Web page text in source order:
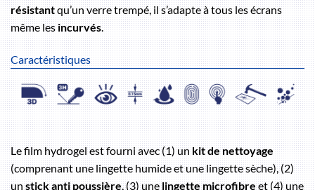
résistantqu’un verre trempé, il s’adapte à tous les écrans
même lesincurvés.
Caractéristiques
Le film hydrogel est fourni avec (1) unkit de nettoyage
(comprenant une lingette humide et une lingette sèche), (2)
unstick anti poussière, (3) unelingette microfibreet (4) une